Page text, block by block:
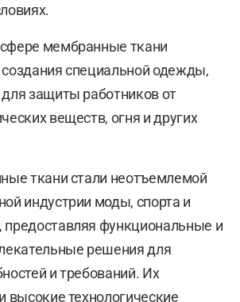
мембранные ткани
специальной одежды,
защиты работников от
веществ, огня и других
ткани стали неотъемлемой
индустрии моды, спорта и
функциональные и
решения для
и требований. Их
высокие технологические